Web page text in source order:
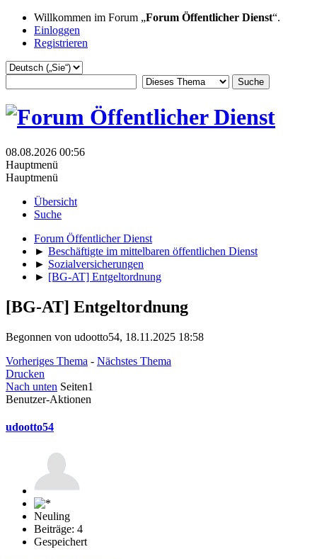
Willkommen im Forum „Forum Öffentlicher Dienst“.
Einloggen
Registrieren
08.08.2026 00:56
Hauptmenü
Hauptmenü
Übersicht
Suche
Forum Öffentlicher Dienst
► Beschäftigte im mittelbaren öffentlichen Dienst
► Sozialversicherungen
► [BG-AT] Entgeltordnung
[BG-AT] Entgeltordnung
Begonnen von udootto54, 18.11.2025 18:58
Vorheriges Thema - Nächstes Thema
Drucken
Nach unten Seiten1
Benutzer-Aktionen
udootto54
Neuling
Beiträge: 4
Gespeichert